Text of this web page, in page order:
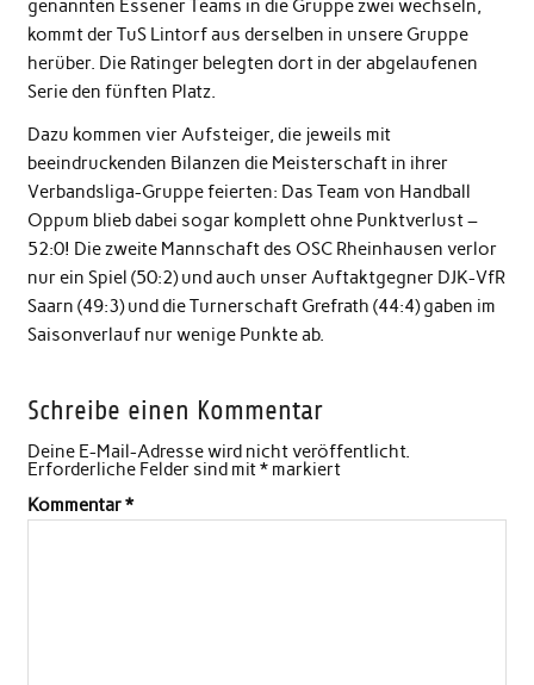
genannten Essener Teams in die Gruppe zwei wechseln,
kommt der TuS Lintorf aus derselben in unsere Gruppe
herüber. Die Ratinger belegten dort in der abgelaufenen
Serie den fünften Platz.
Dazu kommen vier Aufsteiger, die jeweils mit
beeindruckenden Bilanzen die Meisterschaft in ihrer
Verbandsliga-Gruppe feierten: Das Team von Handball
Oppum blieb dabei sogar komplett ohne Punktverlust –
52:0! Die zweite Mannschaft des OSC Rheinhausen verlor
nur ein Spiel (50:2) und auch unser Auftaktgegner DJK-VfR
Saarn (49:3) und die Turnerschaft Grefrath (44:4) gaben im
Saisonverlauf nur wenige Punkte ab.
Schreibe einen Kommentar
Deine E-Mail-Adresse wird nicht veröffentlicht.
Erforderliche Felder sind mit*markiert
Kommentar*